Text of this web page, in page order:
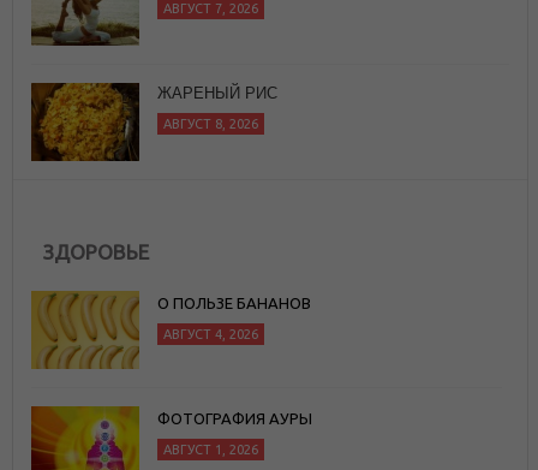
АВГУСТ 8, 2026
10 ХОРОШИХ РИТУАЛОВ, КОТОРЫЕ
СЛЕДУЕТ ЗАВЕСТИ
ЗДОРОВЬЕ
О ПОЛЬЗЕ БАНАНОВ
АВГУСТ 4, 2026
ФОТОГРАФИЯ АУРЫ
АВГУСТ 1, 2026